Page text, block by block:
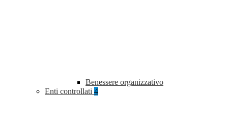
Benessere organizzativo
Enti controllati 4